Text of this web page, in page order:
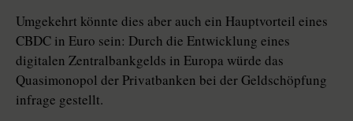
Umgekehrt könnte dies aber auch ein Hauptvorteil eines
CBDC in Euro sein: Durch die Entwicklung eines
digitalen Zentralbankgelds in Europa würde das
Quasimonopol der Privatbanken bei der Geldschöpfung
infrage gestellt.